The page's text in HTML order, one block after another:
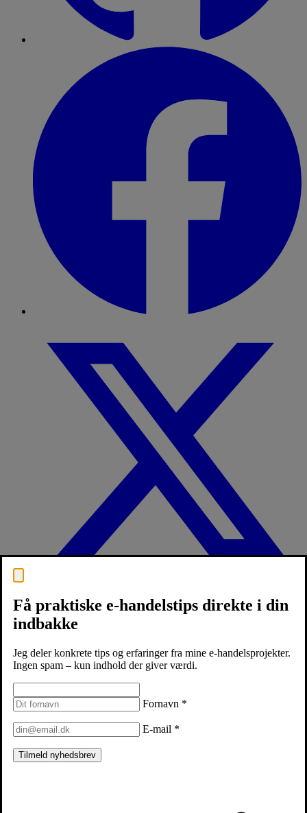
Få praktiske e-handelstips direkte i din
indbakke
Jeg deler konkrete tips og erfaringer fra mine e-handelsprojekter.
Ingen spam – kun indhold der giver værdi.
Fornavn *
E-mail *
Tilmeld nyhedsbrev